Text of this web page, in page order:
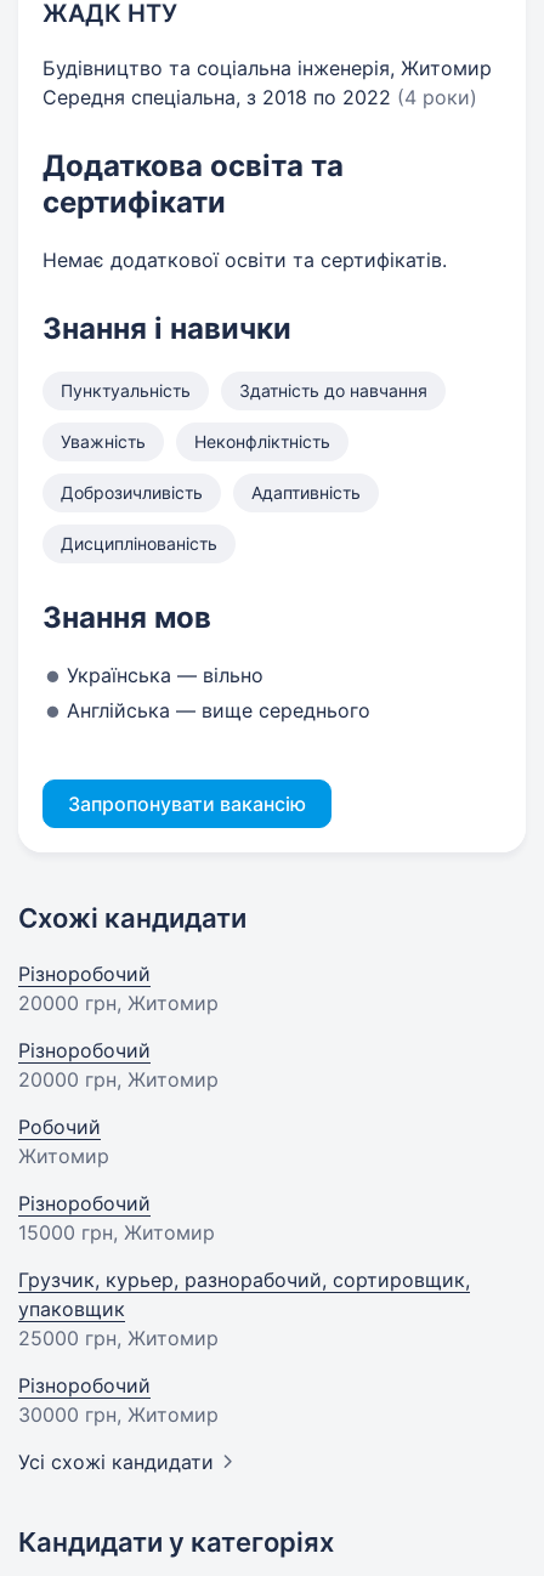
ЖАДК НТУ
Будівництво та соціальна інженерія, Житомир
Середня спеціальна, з 2018 по 2022 (4 роки)
Додаткова освіта та
сертифікати
Немає додаткової освіти та сертифікатів.
Знання і навички
Пунктуальність Здатність до навчання
Уважність Неконфліктність
Доброзичливість Адаптивність
Дисциплінованість
Знання мов
Українська — вільно
Англійська — вище середнього
Запропонувати вакансію
Схожі кандидати
Різноробочий
20000 грн, Житомир
Різноробочий
20000 грн, Житомир
Робочий
Житомир
Різноробочий
15000 грн, Житомир
Грузчик, курьер, разнорабочий, сортировщик,
упаковщик
25000 грн, Житомир
Різноробочий
30000 грн, Житомир
Усі схожі кандидати
Кандидати у категоріях